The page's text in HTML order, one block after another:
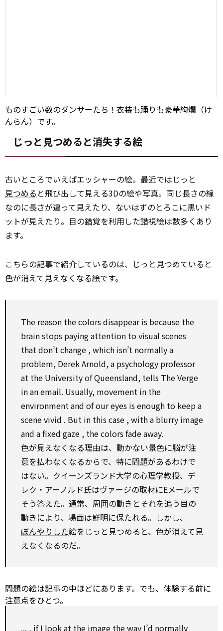
ものすごい数のダンサーたち！衣装も踊りも豪華絢爛（け
んらん）です。
じっと見つめると消失する絵
古いところでいえばエッシャーの絵。最近ではじっと
見つめる と飛び出して見える3Dの絵や写真。同じ長さの線
なのに長さが違って見えたり、ないはずのとろこに黒いド
ットが見えたり。目の錯覚を利用した錯視絵は数多くあり
ます。
こちらの記事で紹介しているのは、じっと見つめていると
色が消えて見えなくなる絵です。
The reason the colors disappear is because the
brain stops payingattention tovisual scenes
that don’tchange ,which isn’t normally a
problem, Derek Arnold, a psychology professor
at the University of Queensland, tells The Verge
in an email. Usually, movement in the
environment and of our eyes is enough to keep a
scenevivid . But in this case ,witha blurry image
and a fixed gaze , the colors fade away.
色が見えなくなる理由は、動かない景色に脳が注
意を払わなくなるからで、特に問題があるわけで
はない。クイーンズランド大学の心理学教授、デ
レク・アーノルド氏はヴァージの取材にEメールで
そう答えた。通常、周囲の動きとそれを追う目の
動きにより、場面は鮮明に保たれる。しかし、
ぼんやりした絵をじっと見つめると、色が消えて見
えなくなるのだ。
問題の絵は記事の中ほどにあります。でも、体験する前に
注意点をひとつ。
... , if I look at the image the way I’d normally